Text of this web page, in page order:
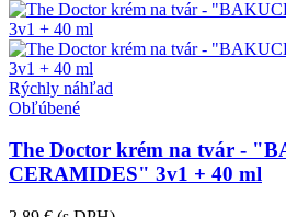
Rýchly náhľad
Obľúbené
The Doctor krém na tvár -
CERAMIDES" 3v1 + 40 ml